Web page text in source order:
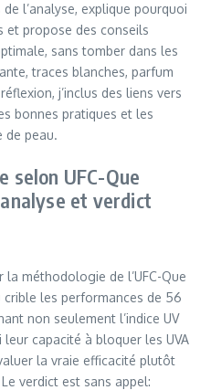
l’analyse, explique pourquoi
et propose des conseils
sans tomber dans les
traces blanches, parfum
j’inclus des liens vers
bonnes pratiques et les
de peau.
selon UFC-Que
et verdict
méthodologie de l’UFC-Que
crible les performances de 56
non seulement l’indice UV
capacité à bloquer les UVA
la vraie efficacité plutôt
verdict est sans appel: